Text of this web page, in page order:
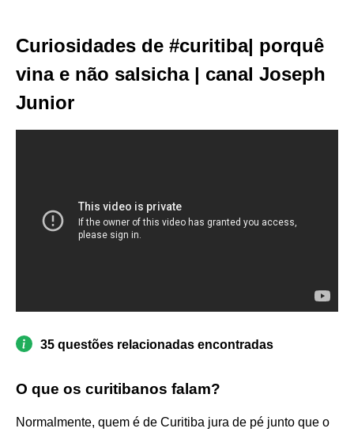
Curiosidades de #curitiba| porquê
vina e não salsicha | canal Joseph
Junior
35 questões relacionadas encontradas
O que os curitibanos falam?
Normalmente, quem é de Curitiba jura de pé junto que o